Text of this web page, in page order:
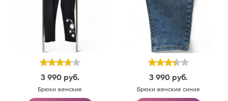
3 990 руб.
Брюки женские
3 990 руб.
Брюки женские синие